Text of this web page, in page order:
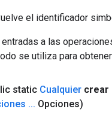
el identificador
entradas a las
se utiliza para
static Cualquier crear
... Opciones)